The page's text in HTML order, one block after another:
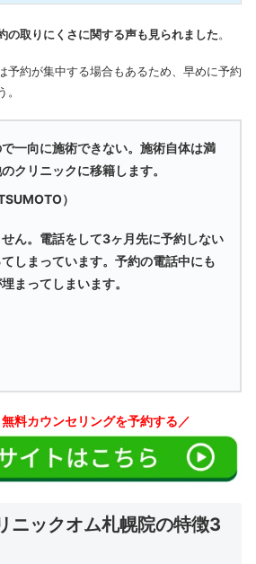
の取りにくさに関する声も見られました。
予約が集中する場合もあるため、早めに予約
一向に施術できない。施術自体は満
クリニックに移籍します。
）
ん。電話をして3ヶ月先に予約しない
しまっています。予約の電話中にも
まってしまいます。
料カウンセリングを予約する／
ニックオム札幌院の特徴3